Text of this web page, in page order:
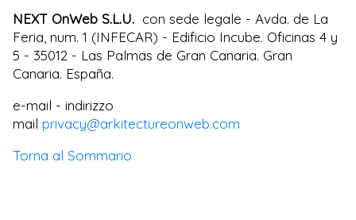
NEXT OnWeb S.L.U. con sede legale - Avda. de La
Feria, num. 1 (INFECAR) - Edificio Incube. Oficinas 4 y
5 - 35012 - Las Palmas de Gran Canaria. Gran
Canaria. España.
e-mail - indirizzo
mail privacy@arkitectureonweb.com
Torna al Sommario